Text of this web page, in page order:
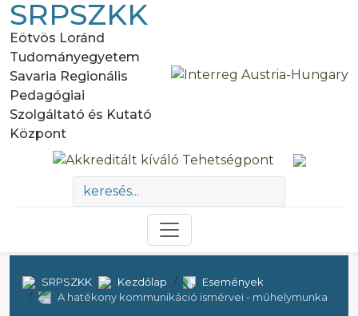
SRPSZKK
Eötvös Loránd
Tudományegyetem
Savaria Regionális
Pedagógiai
Szolgáltató és Kutató
Központ
SRPSZKK Kezdőlap
Események
A hatékony kommunikáció ismérvei - műhelymunka